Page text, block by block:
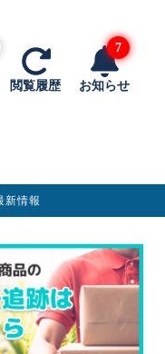
閲覧履歴 お知らせ
7
新情報